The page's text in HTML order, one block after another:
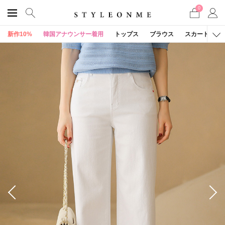
0
新作10% 韓国アナウンサー着用 トップス ブラウス スカート